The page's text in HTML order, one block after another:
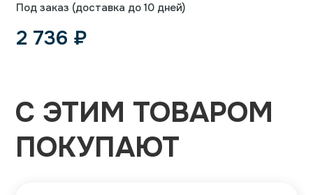
Под заказ (доставка до 10 дней)
2 736 ₽
С ЭТИМ ТОВАРОМ
ПОКУПАЮТ